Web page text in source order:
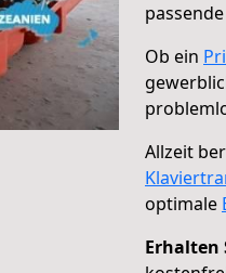
Ob ein
Allzeit
optimale
Erhalten